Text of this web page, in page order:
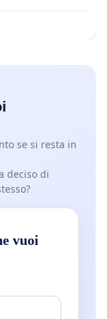
se si resta in
deciso di
vuoi